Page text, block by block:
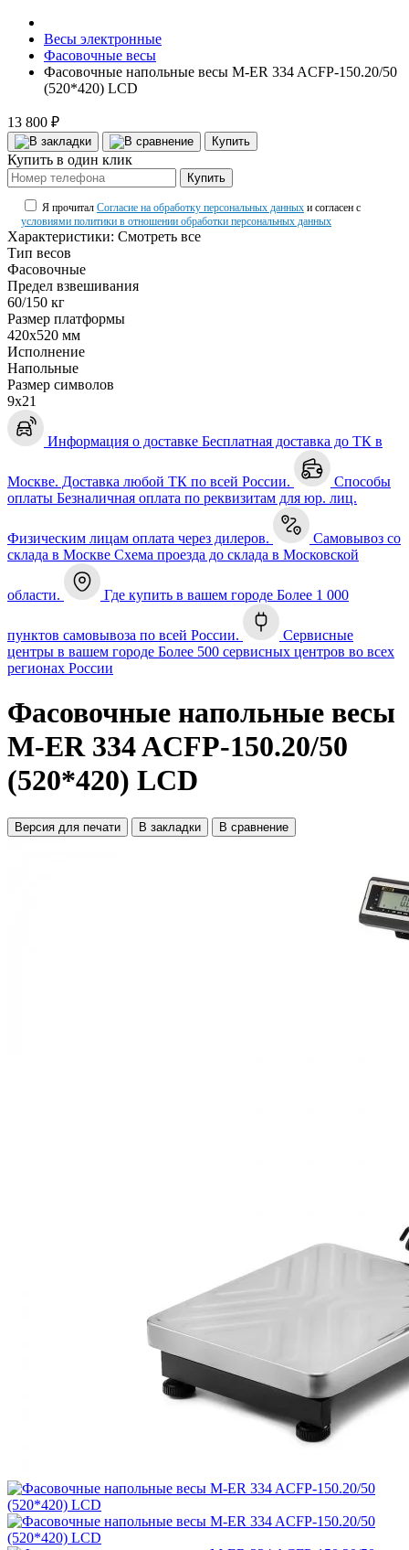
Весы электронные
Фасовочные весы
Фасовочные напольные весы M-ER 334 ACFP-150.20/50
(520*420) LCD
13 800 ₽
Купить
Купить в один клик
Купить
Я прочитал Согласие на обработку персональных данных и согласен с
условиями политики в отношении обработки персональных данных
Характеристики: Смотреть все
Тип весов
Фасовочные
Предел взвешивания
60/150 кг
Размер платформы
420х520 мм
Исполнение
Напольные
Размер символов
9х21
Информация о доставке Бесплатная доставка до ТК в
Москве. Доставка любой ТК по всей России.
Способы
оплаты Безналичная оплата по реквизитам для юр. лиц.
Физическим лицам оплата через дилеров.
Самовывоз со
склада в Москве Схема проезда до склада в Московской
области. Где купить в вашем городе Более 1 000
пунктов самовывоза по всей России.
Сервисные
центры в вашем городе Более 500 сервисных центров во всех
регионах России
Фасовочные напольные весы
M-ER 334 ACFP-150.20/50
(520*420) LCD
Версия для печати В закладки В сравнение